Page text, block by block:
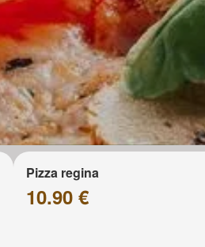
Pizza regina
10.90 €